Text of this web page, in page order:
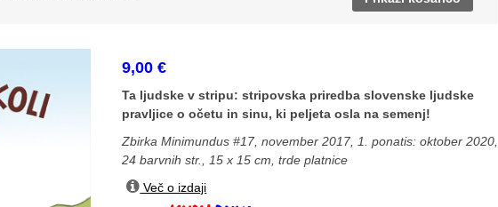
9,00€
Ta ljudske v stripu: stripovska priredba slovenske ljudske
pravljice o očetu in sinu, ki peljeta osla na semenj!
Zbirka Minimundus #17, november 2017, 1. ponatis: oktober 2020,
24 barvnih str., 15 x 15 cm, trde platnice
Več o izdaji